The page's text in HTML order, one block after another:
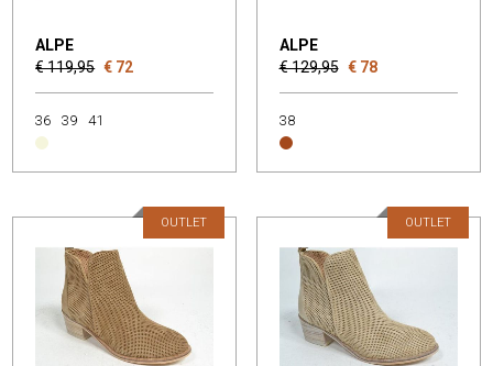
ALPE
€ 119,95 € 72
36 39 41
ALPE
€ 129,95 € 78
38
OUTLET OUTLET